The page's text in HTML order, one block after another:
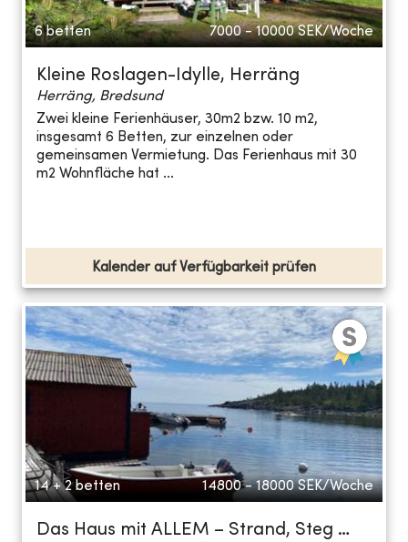
6 betten 7000 - 10000 SEK/Woche
Kleine Roslagen-Idylle, Herräng
Herräng, Bredsund
Zwei kleine Ferienhäuser, 30m2 bzw. 10 m2,
insgesamt 6 Betten, zur einzelnen oder
gemeinsamen Vermietung. Das Ferienhaus mit 30
m2 Wohnfläche hat ...
Kalender auf Verfügbarkeit prüfen
14 + 2 betten 14800 - 18000 SEK/Woche
Das Haus mit ALLEM – Strand, Steg …